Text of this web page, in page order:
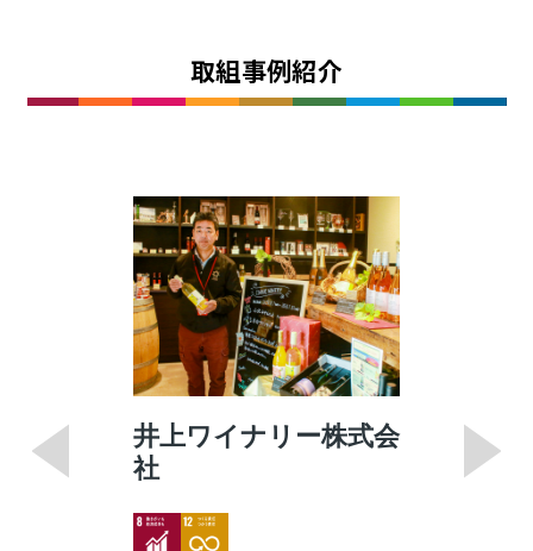
取組事例紹介
井上ワイナリー株式会
社
ImageImage